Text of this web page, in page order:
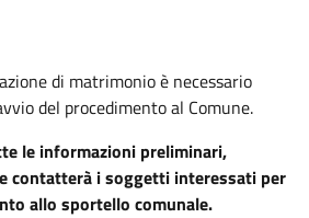
di matrimonio è necessario
del procedimento al Comune.
le informazioni preliminari,
contatterà i soggetti interessati per
allo sportello comunale.